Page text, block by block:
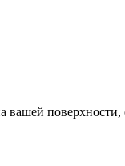
вашей